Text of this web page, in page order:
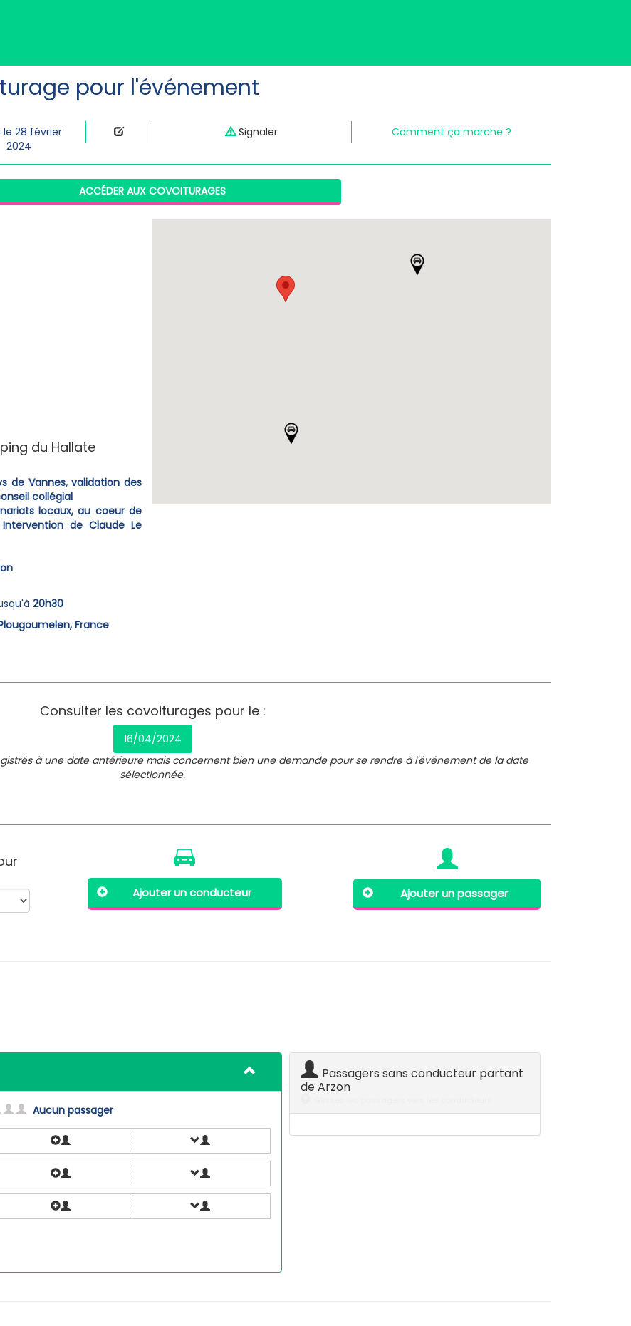
pour l'événement
le 28 février
2024
Signaler Comment ça marche ?
ACCÉDER AUX COVOITURAGES
du Hallate
de Vannes, validation des
collégial
locaux, au coeur de
de Claude Le
20h30
France
Consulter les covoiturages pour le :
16/04/2024
à une date antérieure mais concernent bien une demande pour se rendre à l'événement de la date
sélectionnée.
Ajouter un conducteur Ajouter un passager
Aucun passager
Passagers sans conducteur partant
de Arzon